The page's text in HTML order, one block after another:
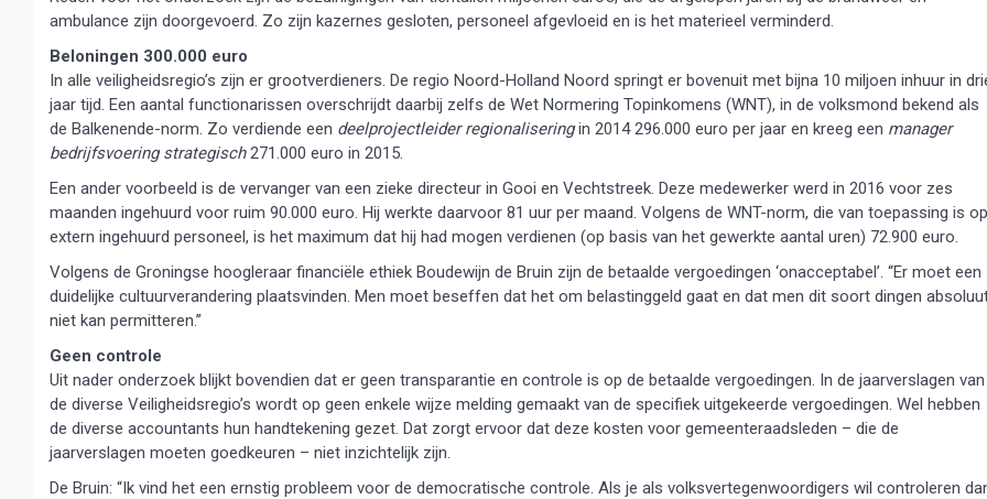
ambulance zijn doorgevoerd. Zo zijn kazernes gesloten, personeel afgevloeid en is het materieel verminderd.
Beloningen 300.000 euro
In alle veiligheidsregio’s zijn er grootverdieners. De regio Noord-Holland Noord springt er bovenuit met bijna 10 miljoen inhuur in
jaar tijd. Een aantal functionarissen overschrijdt daarbij zelfs de Wet Normering Topinkomens (WNT), in de volksmond bekend als
de Balkenende-norm. Zo verdiende een deelprojectleider regionaliseringin 2014 296.000 euro per jaar en kreeg een manager
bedrijfsvoering strategisch271.000 euro in 2015.
Een ander voorbeeld is de vervanger van een zieke directeur in Gooi en Vechtstreek. Deze medewerker werd in 2016 voor zes
maanden ingehuurd voor ruim 90.000 euro. Hij werkte daarvoor 81 uur per maand. Volgens de WNT-norm, die van toepassing is op
extern ingehuurd personeel, is het maximum dat hij had mogen verdienen (op basis van het gewerkte aantal uren) 72.900 euro.
Volgens de Groningse hoogleraar financiële ethiek Boudewijn de Bruin zijn de betaalde vergoedingen ‘onacceptabel’. “Er moet een
duidelijke cultuurverandering plaatsvinden. Men moet beseffen dat het om belastinggeld gaat en dat men dit soort dingen
niet kan permitteren.”
Geen controle
Uit nader onderzoek blijkt bovendien dat er geen transparantie en controle is op de betaalde vergoedingen. In de jaarverslagen van
de diverse Veiligheidsregio’s wordt op geen enkele wijze melding gemaakt van de specifiek uitgekeerde vergoedingen. Wel hebben
de diverse accountants hun handtekening gezet. Dat zorgt ervoor dat deze kosten voor gemeenteraadsleden – die de
jaarverslagen moeten goedkeuren – niet inzichtelijk zijn.
De Bruin: “Ik vind het een ernstig probleem voor de democratische controle. Als je als volksvertegenwoordigers wil controleren